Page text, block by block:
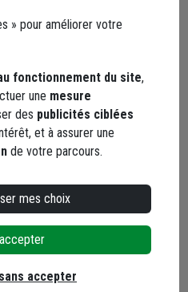
Instagram
» pour améliorer votre
fonctionnement du site,
une mesure
des publicités ciblées
et à assurer une
de votre parcours.
mes choix
accepter